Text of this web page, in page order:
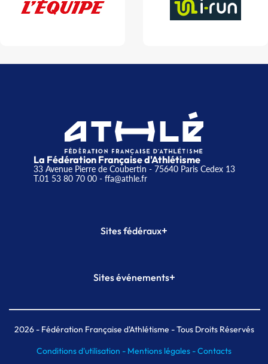
La Fédération Française d'Athlétisme
33 Avenue Pierre de Coubertin - 75640 Paris Cedex 13
T.01 53 80 70 00- ffa@athle.fr
Sites fédéraux+
Plateforme Formation
Sites événements+
Meeting de Paris indoor
MAIF Ekiden de Paris
2026- Fédération Française d'Athlétisme - Tous Droits Réservés
Conditions d'utilisation - Mentions légales -Contacts